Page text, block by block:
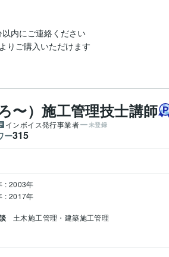
内にご連絡ください
りご購入いただけます
〜）施工管理技士講師
インボイス発行事業者 未登録
ー315
: 2003年
: 2017年
土木施工管理・建築施工管理